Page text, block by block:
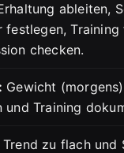
ableiten,
festlegen, Training
checken.
Gewicht
und Training
Trend zu flach und